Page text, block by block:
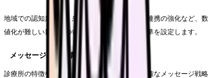
地域での認知度向上、患者満足度の改善、医療連携の強化など、数
値化が難しい目標についても、具体的な評価基準を設定します。
メッセージ戦略の構築
診療所の特徴や強みを効果的に伝えるため、明確なメッセージ戦略